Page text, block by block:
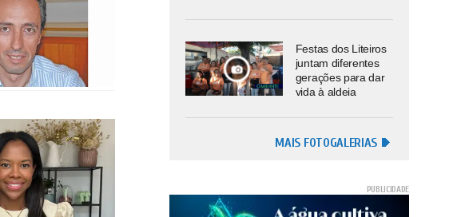
Festas dos Liteiros
juntam diferentes
gerações para dar
vida à aldeia
MAIS FOTOGALERIAS